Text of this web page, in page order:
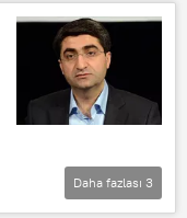
Daha fazlası 3